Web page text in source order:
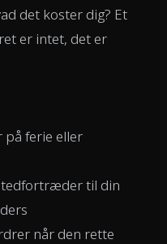
det koster dig? Et
er intet, det er
ferie eller
til din
når den rette